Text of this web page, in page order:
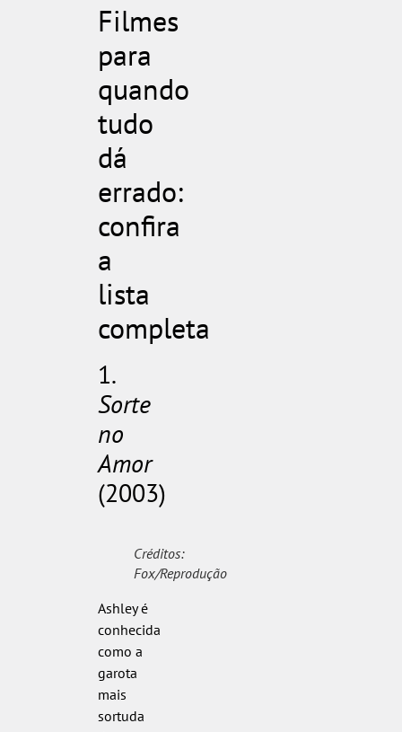
Filmes
para
quando
tudo
dá
errado:
confira
a
lista
completa
1.
Sorte
no
Amor
(2003)
Créditos:
Fox/Reprodução
Ashley é
conhecida
como a
garota
mais
sortuda